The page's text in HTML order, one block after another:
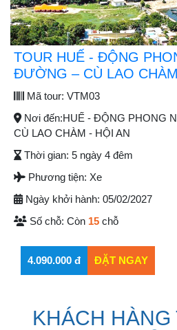
TOUR HUẾ - ĐỘNG
ĐƯỜNG – CÙ LAO
Mã tour: VTM03
Nơi đến:HUẾ - ĐỘNG PHONG
CÙ LAO CHÀM - HỘI AN
Thời gian: 5 ngày 4 đêm
Phương tiện: Xe
Ngày khởi hành: 05/02/2027
Số chỗ: Còn 15 chỗ
KHÁCH HÀNG